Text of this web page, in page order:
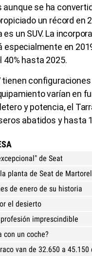
se ha
un récord en
un SUV. La
especialmente en
40% hasta 2025.
tienen
varían en
y potencia, el
abatidos y hasta
de Seat
planta de Seat de
de enero de su historia
el desierto
imprescindible
con un coche?
van de 32.650 a 45.150